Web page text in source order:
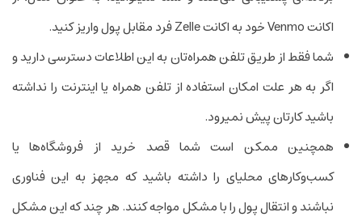
اکانت Venmo خود به اکانت Zelle فرد مقابل پول واریز کنید.
شما فقط از طریق تلفن همراه‌تان به این اطلاعات دسترسی دارید و
اگر به هر علت امکان استفاده از تلفن همراه یا اینترنت را نداشته
باشید کارتان پیش نمی­رود.
همچنین ممکن است شما قصد خرید از فروشگاه‌ها یا
کسب‌وکارهای محلی­ای را داشته باشید که مجهز به این فناوری
نباشند و انتقال پول را با مشکل مواجه کنند. هر چند که این مشکل